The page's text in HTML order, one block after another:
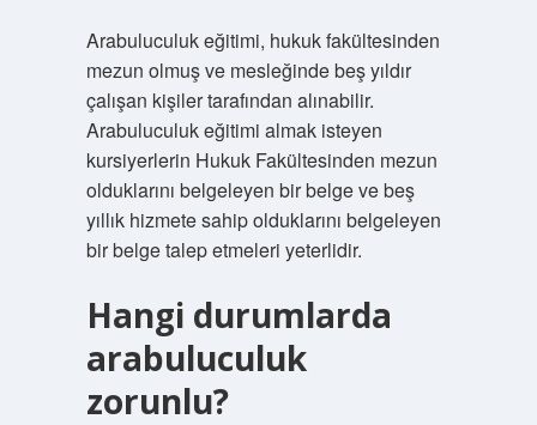
Arabuluculuk eğitimi, hukuk fakültesinden
mezun olmuş ve mesleğinde beş yıldır
çalışan kişiler tarafından alınabilir.
Arabuluculuk eğitimi almak isteyen
kursiyerlerin Hukuk Fakültesinden mezun
olduklarını belgeleyen bir belge ve beş
yıllık hizmete sahip olduklarını belgeleyen
bir belge talep etmeleri yeterlidir.
Hangi durumlarda
arabuluculuk
zorunlu?